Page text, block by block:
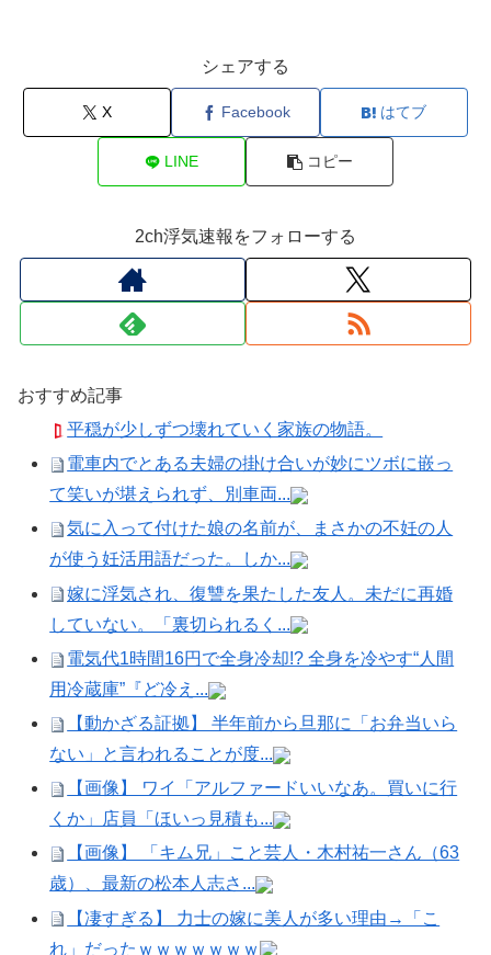
シェアする
X Facebook はてブ
LINE コピー
2ch浮気速報をフォローする
おすすめ記事
平穏が少しずつ壊れていく家族の物語。
電車内でとある夫婦の掛け合いが妙にツボに嵌っ
て笑いが堪えられず、別車両...
気に入って付けた娘の名前が、まさかの不妊の人
が使う妊活用語だった。しか...
嫁に浮気され、復讐を果たした友人。未だに再婚
していない。「裏切られるく...
電気代1時間16円で全身冷却!? 全身を冷やす“人間
用冷蔵庫”『ど冷え...
【動かざる証拠】 半年前から旦那に「お弁当いら
ない」と言われることが度...
【画像】 ワイ「アルファードいいなあ。買いに行
くか」店員「ほいっ見積も...
【画像】 「キム兄」こと芸人・木村祐一さん（63
歳）、最新の松本人志さ...
【凄すぎる】 力士の嫁に美人が多い理由→「こ
れ」だったｗｗｗｗｗｗｗ